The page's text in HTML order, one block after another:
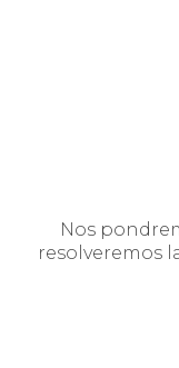
Nos
resolveremos